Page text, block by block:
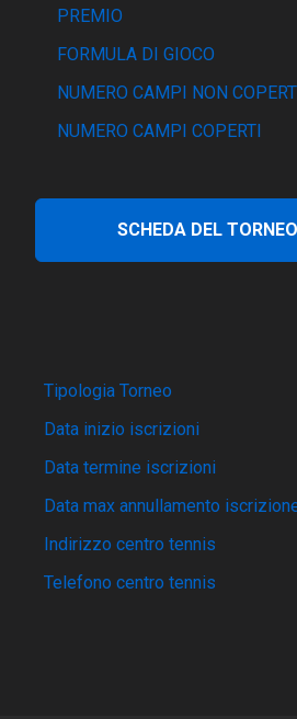
PREMIO
FORMULA DI GIOCO
NUMERO CAMPI NON
NUMERO CAMPI COPERTI
SCHEDA DEL TORNEO
Tipologia Torneo
Data inizio iscrizioni
Data termine iscrizioni
Data max annullamento
Indirizzo centro tennis
Telefono centro tennis